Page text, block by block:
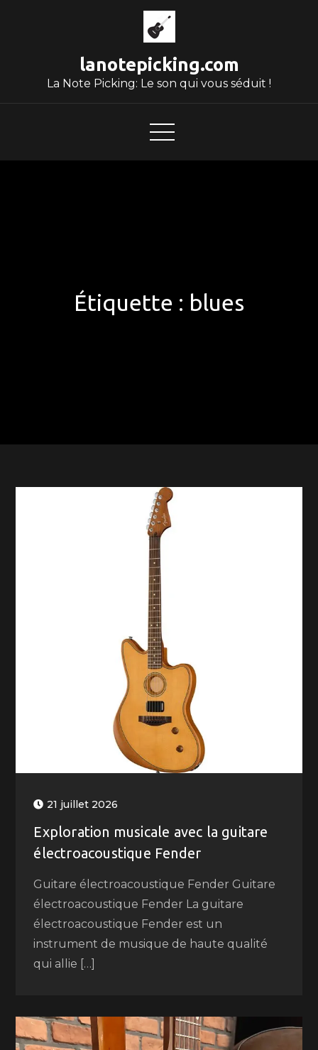
lanotepicking.com
La Note Picking: Le son qui vous séduit !
Étiquette : blues
21 juillet 2026
Exploration musicale avec la guitare
électroacoustique Fender
Guitare électroacoustique Fender Guitare
électroacoustique Fender La guitare
électroacoustique Fender est un
instrument de musique de haute qualité
qui allie […]